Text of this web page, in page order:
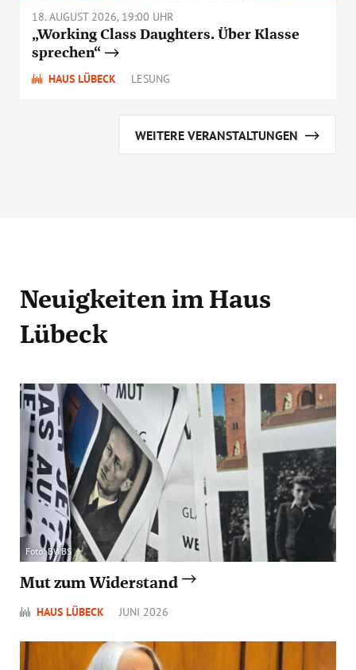
18. AUGUST 2026, 19:00 UHR
„Working Class Daughters. Über Klasse
sprechen“
HAUS LÜBECK LESUNG
WEITERE VERANSTALTUNGEN
Neuigkeitenim Haus
Lübeck
Foto: BWBS
Mut zum Widerstand
HAUS LÜBECK JUNI 2026